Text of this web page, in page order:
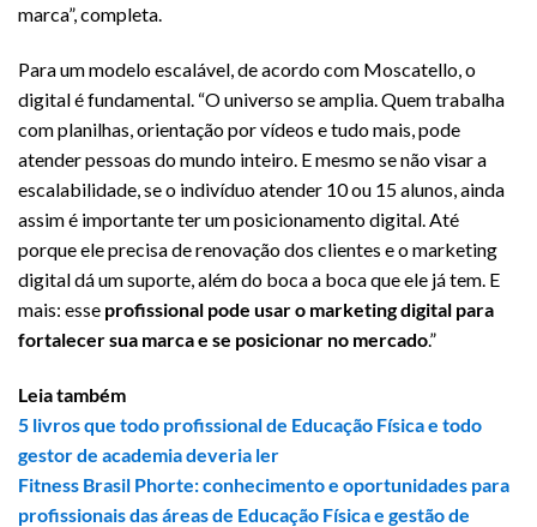
marca”, completa.
Para um modelo escalável, de acordo com Moscatello, o
digital é fundamental. “O universo se amplia. Quem trabalha
com planilhas, orientação por vídeos e tudo mais, pode
atender pessoas do mundo inteiro. E mesmo se não visar a
escalabilidade, se o indivíduo atender 10 ou 15 alunos, ainda
assim é importante ter um posicionamento digital. Até
porque ele precisa de renovação dos clientes e o marketing
digital dá um suporte, além do boca a boca que ele já tem. E
mais: esse profissional pode usar o marketing digital para
fortalecer sua marca e se posicionar no mercado.”
Leia também
5 livros que todo profissional de Educação Física e todo
gestor de academia deveria ler
Fitness Brasil Phorte: conhecimento e oportunidades para
profissionais das áreas de Educação Física e gestão de